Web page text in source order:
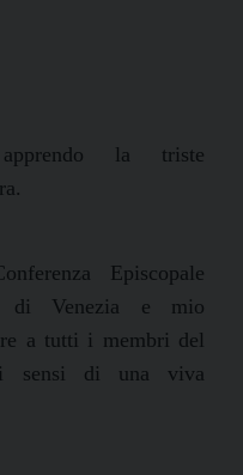
apprendo la triste
Episcopale
di Venezia e mio
a tutti i membri del
sensi di una viva